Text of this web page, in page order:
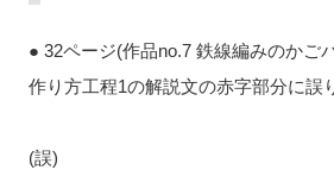
● 32ページ(作品no.7 鉄線編みのかご
作り方工程1の解説文の赤字部分に誤
(誤)